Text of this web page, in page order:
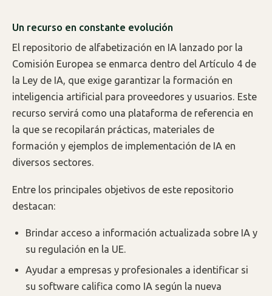
Un recurso en constante evolución
El repositorio de alfabetización en IA lanzado por la
Comisión Europea se enmarca dentro del Artículo 4 de
la Ley de IA, que exige garantizar la formación en
inteligencia artificial para proveedores y usuarios. Este
recurso servirá como una plataforma de referencia en
la que se recopilarán prácticas, materiales de
formación y ejemplos de implementación de IA en
diversos sectores.
Entre los principales objetivos de este repositorio
destacan:
Brindar acceso a información actualizada sobre IA y
su regulación en la UE.
Ayudar a empresas y profesionales a identificar si
su software califica como IA según la nueva